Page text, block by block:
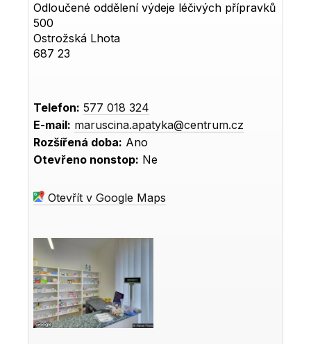
Odloučené oddělení výdeje léčivých přípravků
500
Ostrožská Lhota
687 23
Telefon: 577 018 324
E-mail: maruscina.apatyka@centrum.cz
Rozšířená doba: Ano
Otevřeno nonstop: Ne
Otevřít v Google Maps